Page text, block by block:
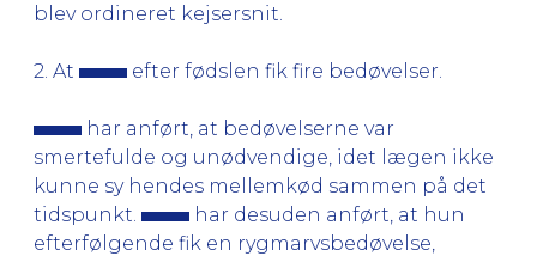
blev ordineret kejsersnit.
2. At efter fødslen fik fire bedøvelser.
har anført, at bedøvelserne var
smertefulde og unødvendige, idet lægen ikke
kunne sy hendes mellemkød sammen på det
tidspunkt.
har desuden anført, at hun
efterfølgende fik en rygmarvsbedøvelse,